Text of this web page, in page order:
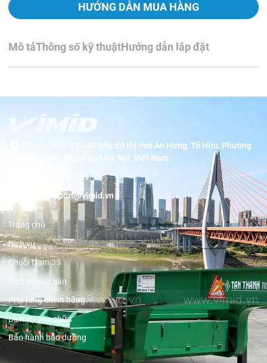
HƯỚNG DẪN MUA HÀNG
Mô tảThông số kỹ thuậtHướng dẫn lắp đặt
BT1-07 khu đô thị mới An Hưng, Tố Hữu, Phường
Dương Nội, thành phố Hà Nội, Việt Nam
19001089
support@vimid.vn
Trang chủ
Dịch vụ
Chuỗi trạm 3S
Dịch vụ sau bán
Phụ tùng chính hãng
Dịch vụ sửa chữa
Bảo hành bảo dưỡng